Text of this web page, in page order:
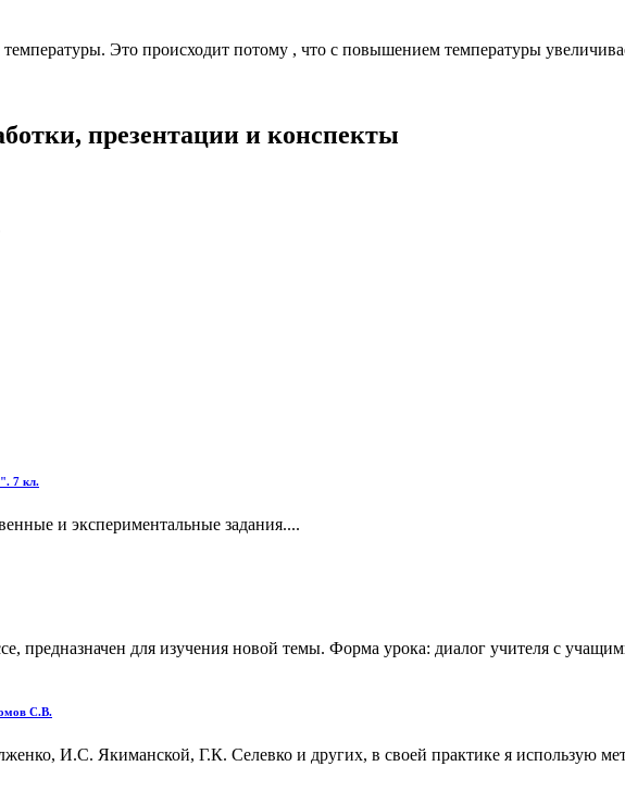
Это происходит потому , что с повышением температуры
презентации и конспекты
7 кл.
и экспериментальные задания....
предназначен для изучения новой темы. Форма урока: диалог учителя с
С.В.
И.С. Якиманской, Г.К. Селевко и других, в своей практике я использую